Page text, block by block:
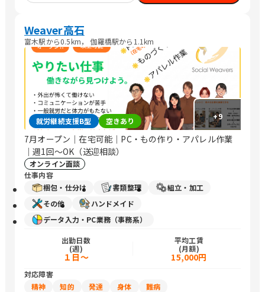
Weaver高石
富木駅から0.5km， 伽羅橋駅から1.1km
+9
就労継続支援B型 空きあり
7月オープン｜在宅可能｜PC・もの作り・アパレル作業
｜週1回〜OK（送迎相談）
オンライン面談
仕事内容
梱包・仕分け
書類整理
組立・加工
その他
ハンドメイド
データ入力・PC業務（事務系）
出勤日数
(週)
１日～
平均工賃
(月額)
15,000円
対応障害
精神
知的 発達 身体 難病